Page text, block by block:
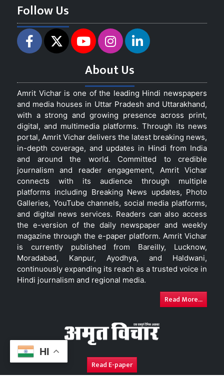
HI
Follow Us
About Us
Amrit Vichar is one of the leading Hindi newspapers
and media houses in Uttar Pradesh and Uttarakhand,
with a strong and growing presence across print,
digital, and multimedia platforms. Through its news
portal, Amrit Vichar delivers the latest breaking news,
in-depth coverage, and updates in Hindi from India
and around the world. Committed to credible
journalism and reader engagement, Amrit Vichar
connects with its audience through multiple
platforms including Breaking News updates, Photo
Galleries, YouTube channels, social media platforms,
and digital news services. Readers can also access
the e-version of the daily newspaper and weekly
magazine through the e-paper platform. Amrit Vichar
is currently published from Bareilly, Lucknow,
Moradabad, Kanpur, Ayodhya, and Haldwani,
continuously expanding its reach as a trusted voice in
Hindi journalism and regional media.
Read More...
Read E-paper